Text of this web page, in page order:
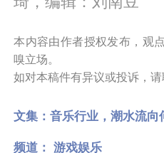
本内容由作者授权发布，观
嗅立场。
如对本稿件有异议或投诉，请
文集：音乐行业，潮水流向
频道： 游戏娱乐